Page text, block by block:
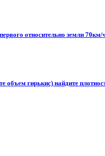
относительно земли
объем гирькис) найдите